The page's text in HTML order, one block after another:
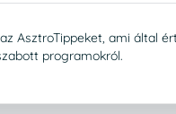
AsztroTippeket, ami által é
programokról.